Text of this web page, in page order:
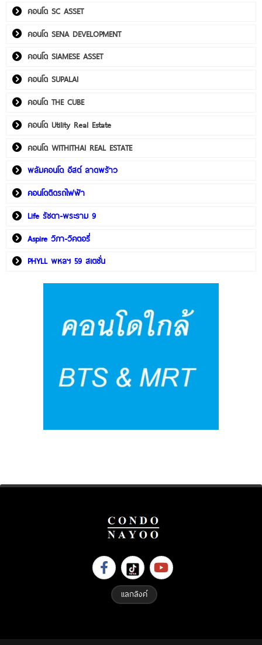
คอนโด SC ASSET
คอนโด SENA DEVELOPMENT
คอนโด SIAMESE ASSET
คอนโด SUPALAI
คอนโด THE CUBE
คอนโด Utility Real Estate
คอนโด WITHITHAI REAL ESTATE
พลัมคอนโด อีสต์ ลาดพร้าว
คอนโดติดรถไฟฟ้า
Life รัชดา-พระราม 9
Aspire วิภา-วิคตอรี่
PHYLL พหลฯ 59 สเตชั่น
แลกลิงค์